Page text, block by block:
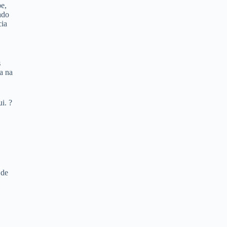
na
?